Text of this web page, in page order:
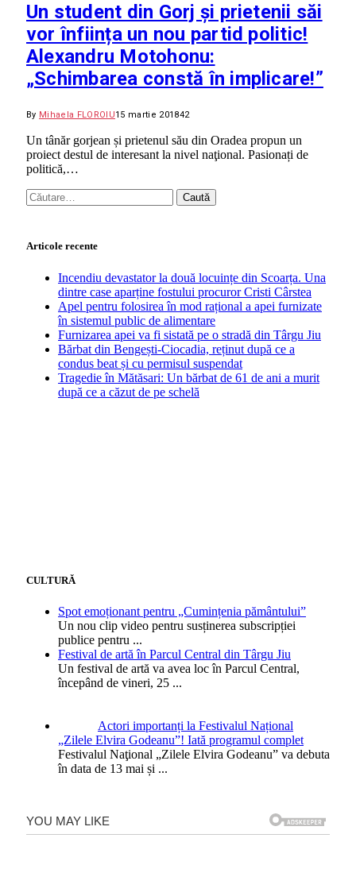
Un student din Gorj și prietenii săi
vor înființa un nou partid politic!
Alexandru Motohonu:
„Schimbarea constă în implicare!”
By Mihaela FLOROIU15 martie 201842
Un tânăr gorjean și prietenul său din Oradea propun un
proiect destul de interesant la nivel naţional. Pasionați de
politică,…
Caută
după:
Articole recente
Incendiu devastator la două locuințe din Scoarța. Una
dintre case aparține fostului procuror Cristi Cârstea
Apel pentru folosirea în mod rațional a apei furnizate
în sistemul public de alimentare
Furnizarea apei va fi sistată pe o stradă din Târgu Jiu
Bărbat din Bengești-Ciocadia, reținut după ce a
condus beat și cu permisul suspendat
Tragedie în Mătăsari: Un bărbat de 61 de ani a murit
după ce a căzut de pe schelă
CULTURĂ
Spot emoționant pentru „Cumințenia pământului”
Un nou clip video pentru susținerea subscripției
publice pentru ...
Festival de artă în Parcul Central din Târgu Jiu
Un festival de artă va avea loc în Parcul Central,
începând de vineri, 25 ...
Actori importanți la Festivalul Național
„Zilele Elvira Godeanu”! Iată programul complet
Festivalul Naţional „Zilele Elvira Godeanu” va debuta
în data de 13 mai și ...